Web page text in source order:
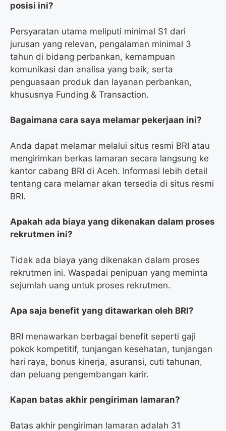
posisi ini?
Persyaratan utama meliputi minimal S1 dari
jurusan yang relevan, pengalaman minimal 3
tahun di bidang perbankan, kemampuan
komunikasi dan analisa yang baik, serta
penguasaan produk dan layanan perbankan,
khususnya Funding & Transaction.
Bagaimana cara saya melamar pekerjaan ini?
Anda dapat melamar melalui situs resmi BRI atau
mengirimkan berkas lamaran secara langsung ke
kantor cabang BRI di Aceh. Informasi lebih detail
tentang cara melamar akan tersedia di situs resmi
BRI.
Apakah ada biaya yang dikenakan dalam proses
rekrutmen ini?
Tidak ada biaya yang dikenakan dalam proses
rekrutmen ini. Waspadai penipuan yang meminta
sejumlah uang untuk proses rekrutmen.
Apa saja benefit yang ditawarkan oleh BRI?
BRI menawarkan berbagai benefit seperti gaji
pokok kompetitif, tunjangan kesehatan, tunjangan
hari raya, bonus kinerja, asuransi, cuti tahunan,
dan peluang pengembangan karir.
Kapan batas akhir pengiriman lamaran?
Batas akhir pengiriman lamaran adalah 31